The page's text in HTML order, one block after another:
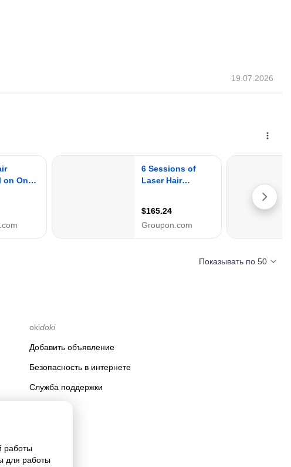
19.07.2026
Показывать по 50
работы
для работы
okidoki
Добавить объявление
Безопасность в интернете
Служба поддержки